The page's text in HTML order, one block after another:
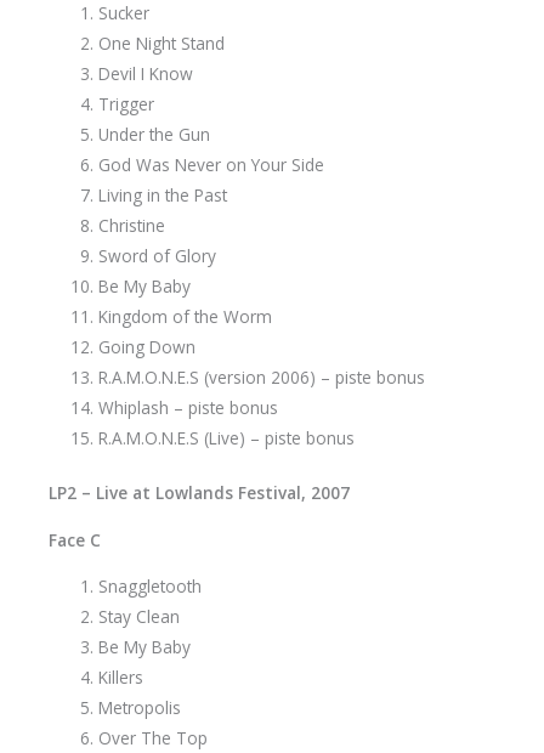
Sucker
One Night Stand
Devil I Know
Trigger
Under the Gun
God Was Never on Your Side
Living in the Past
Christine
Sword of Glory
Be My Baby
Kingdom of the Worm
Going Down
R.A.M.O.N.E.S (version 2006) – piste bonus
Whiplash – piste bonus
R.A.M.O.N.E.S (Live) – piste bonus
LP2 – Live at Lowlands Festival, 2007
Face C
Snaggletooth
Stay Clean
Be My Baby
Killers
Metropolis
Over The Top